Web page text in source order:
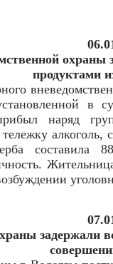
продуктами
в
наряд
составила
задержали